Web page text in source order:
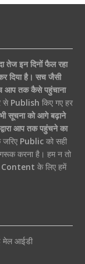
तेज इन दिनों फैल रहा
दिया है। सच जैसी
आप तक कैसे पहुंचाना
से Publish किए गए हर
सूचना को आगे बढ़ाने
आप तक पहुंचने का
Publicको सही
करना है। हम न तो
Content के लिए हमें
मेल आईडी